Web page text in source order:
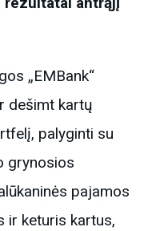
„EMBank“
dešimt kartų
palyginti su
grynosios
pajamos
ir keturis kartus,